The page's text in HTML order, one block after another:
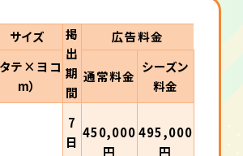
サイズ
掲
出
期
間
広告料金
タテ×ヨコ
m）
通常料金
シーズン
料金
7
日
450,000
円
495,000
円